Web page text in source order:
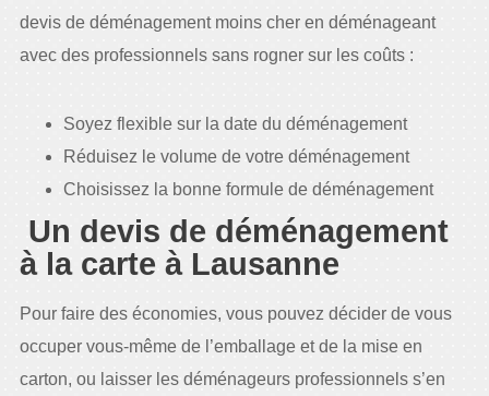
devis de déménagement moins cher en déménageant
avec des professionnels sans rogner sur les coûts :
Soyez flexible sur la date du déménagement
Réduisez le volume de votre déménagement
Choisissez la bonne formule de déménagement
Un devis de déménagement
à la carte à Lausanne
Pour faire des économies, vous pouvez décider de vous
occuper vous-même de l’emballage et de la mise en
carton, ou laisser les déménageurs professionnels s’en